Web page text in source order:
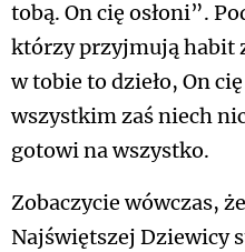
tobą. On cię osłoni”.
którzy przyjmują habit
w tobie to dzieło, On
wszystkim zaś niech
gotowi na wszystko.
Zobaczycie wówczas,
Najświętszej Dziewicy